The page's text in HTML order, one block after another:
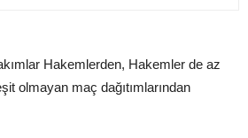
Hakemlerden, Hakemler de az
olmayan maç dağıtımlarından